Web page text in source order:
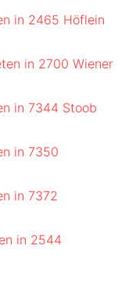
in 2465 Höflein
in 2700 Wiener
in 7344 Stoob
in 7350
in 7372
in 2544